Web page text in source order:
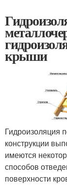
крыши
Гидроизоляция
конструкции
имеются
способов
поверхности